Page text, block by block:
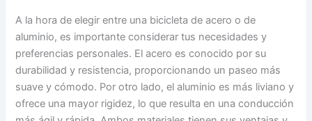
A la hora de elegir entre una bicicleta de acero o de
aluminio, es importante considerar tus necesidades y
preferencias personales. El acero es conocido por su
durabilidad y resistencia, proporcionando un paseo más
suave y cómodo. Por otro lado, el aluminio es más liviano y
ofrece una mayor rigidez, lo que resulta en una conducción